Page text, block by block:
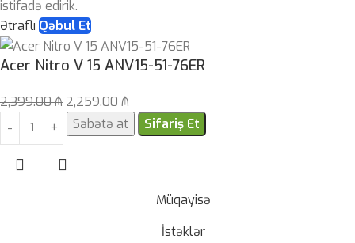
istifadə edirik.
Ətraflı Qəbul Et
Acer Nitro V 15 ANV15-51-76ER
2,399.00₼ 2,259.00 ₼
Səbətə at
Sifariş Et
Müqayisə
İstəklər